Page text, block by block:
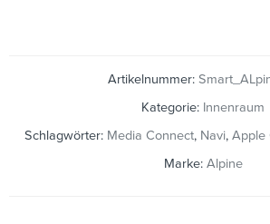
Artikelnummer:
Kategorie: Innenraum
Schlagwörter: Media Connect, Navi, Apple
Marke: Alpine